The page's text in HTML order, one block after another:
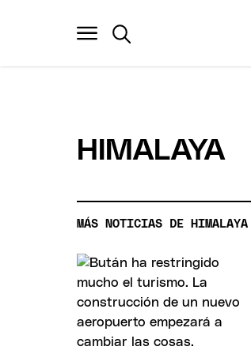
HIMALAYA
MÁS NOTICIAS DE HIMALAYA